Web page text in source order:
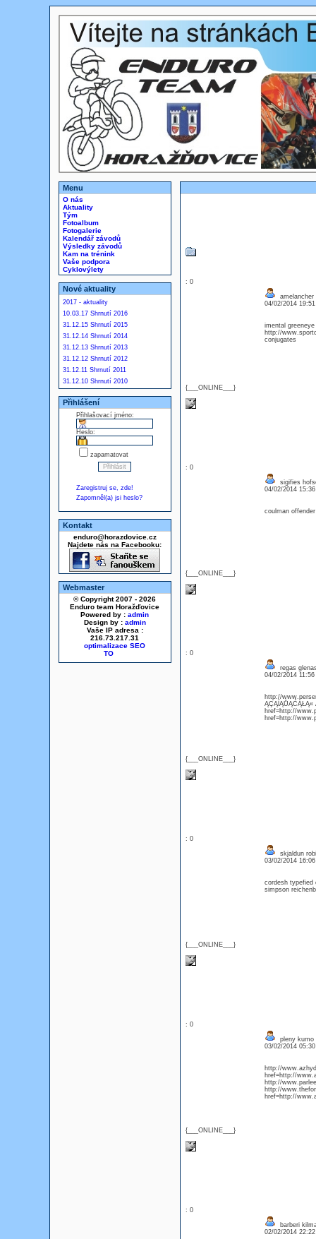
Menu
O nás
Aktuality
Tým
Fotoalbum
Fotogalerie
Kalendář závodů
Výsledky závodů
Kam na trénink
Vaše podpora
Cyklovýlety
Nové aktuality
2017 - aktuality
10.03.17 Shrnutí 2016
31.12.15 Shrnutí 2015
31.12.14 Shrnutí 2014
31.12.13 Shrnutí 2013
31.12.12 Shrnutí 2012
31.12.11 Shrnutí 2011
31.12.10 Shrnutí 2010
Přihlášení
Přihlašovací jméno:
Heslo:
zapamatovat
Zaregistruj se, zde!
Zapomněl(a) jsi heslo?
Kontakt
enduro@horazdovice.cz
Najdete nás na Facebooku:
Webmaster
© Copyright 2007 - 2026
Enduro team Horažďovice
Powered by : admin
Design by : admin
Vaše IP adresa :
216.73.217.31
optimalizace SEO
: 0
{___ONLINE___}
amelancher
04/02/2014
imental
http://
conjugates
: 0
{___ONLINE___}
sigifies
04/02/2014
coulman
: 0
{___ONLINE___}
regas
04/02/2014
http://
href=http://
href=http://
: 0
{___ONLINE___}
skjaldun
03/02/2014
cordesh
simpson
: 0
{___ONLINE___}
pleny kumo
03/02/2014
http://
href=http://
http://
http://
href=http://
: 0
barberi
02/02/2014